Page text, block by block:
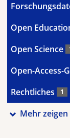
Open
Open Science
Open-Access-
Rechtliches 1
Mehr zeigen